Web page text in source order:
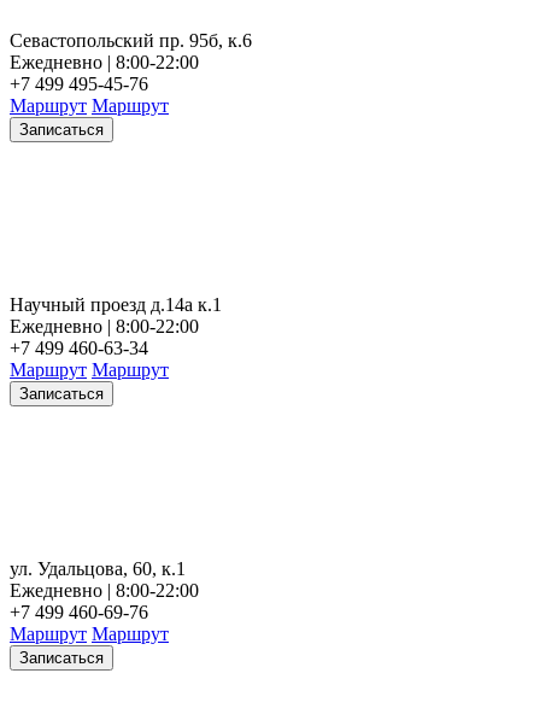
Севастопольский пр. 95б, к.6
Ежедневно | 8:00-22:00
+7 499 495-45-76
Маршрут Маршрут
Записаться
Научный проезд д.14а к.1
Ежедневно | 8:00-22:00
+7 499 460-63-34
Маршрут Маршрут
Записаться
ул. Удальцова, 60, к.1
Ежедневно | 8:00-22:00
+7 499 460-69-76
Маршрут Маршрут
Записаться